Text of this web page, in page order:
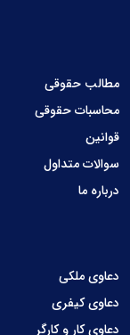
مطالب حقوقی
محاسبات حقوقی
قوانین
سوالات متداول
درباره ما
دعاوی ملکی
دعاوی کیفری
دعاوی کار و کارگر